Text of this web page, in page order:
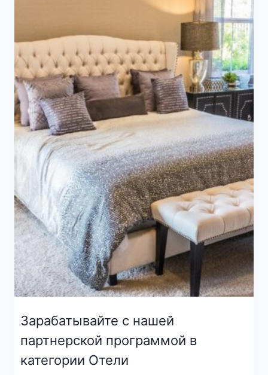
Зарабатывайте с нашей
партнерской программой в
категории Отели